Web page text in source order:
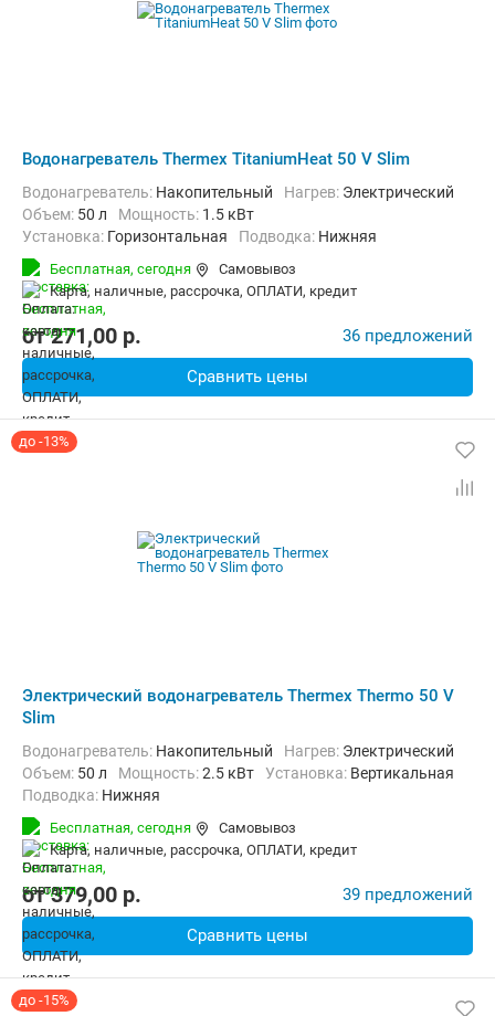
Водонагреватель Thermex TitaniumHeat 50 V Slim
Водонагреватель: Накопительный нагрев: Электрический
Объем: 50 л Мощность: 1.5 кВт
Установка: Горизонтальная Подводка: Нижняя
Бесплатная, сегодня
Самовывоз
карта, наличные, рассрочка, ОПЛАТИ, кредит
от271,00 p. 36 предложений
Сравнить цены
до -13%
Электрический водонагреватель Thermex Thermo 50 V
Slim
Водонагреватель: Накопительный нагрев: Электрический
Объем: 50 л Мощность:2.5 кВт Установка: Вертикальная
Подводка: Нижняя
Бесплатная, сегодня
Самовывоз
карта, наличные, рассрочка, ОПЛАТИ, кредит
от379,00 p. 39 предложений
Сравнить цены
до -15%